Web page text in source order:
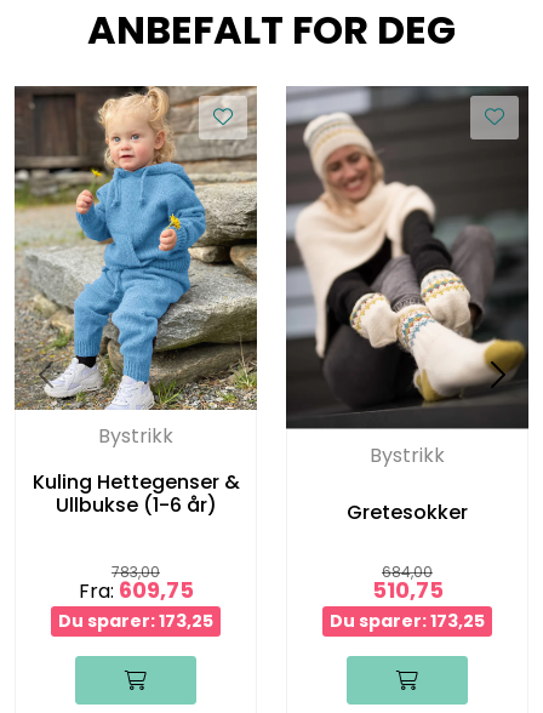
ANBEFALT FOR DEG
Bystrikk
Kuling Hettegenser &
Ullbukse (1-6 år)
783,00
Fra: 609,75
Du sparer: 173,25
Bystrikk
Gretesokker
684,00
510,75
Du sparer: 173,25